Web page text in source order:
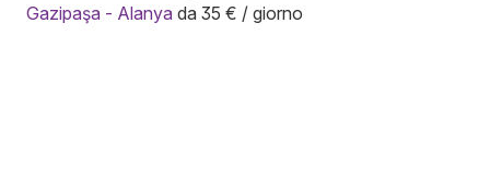
Gazipaşa - Alanya da 35 € / giorno